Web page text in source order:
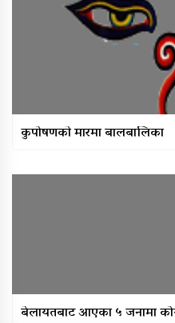
कुपोषणकाे मारमा बालबालिका
बेलायतबाट आएका ५ जनामा